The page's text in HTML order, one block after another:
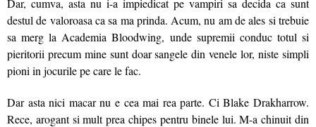
destul de valoroasa ca sa ma prinda. Acum, nu am de ales si trebuie
sa merg la Academia Bloodwing, unde supremii conduc totul si
pieritorii precum mine sunt doar sangele din venele lor, niste simpli
pioni in jocurile pe care le fac.
Dar asta nici macar nu e cea mai rea parte. Ci Blake Drakharrow.
Rece, arogant si mult prea chipes pentru binele lui. M-a chinuit din